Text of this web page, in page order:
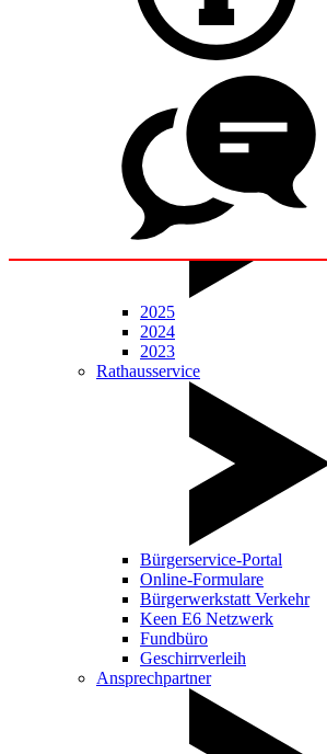
Grußwort
Ortsplan
Partnerschaft
Statistik
Mitteilungsblatt
2025
2024
2023
Rathausservice
Bürgerservice-Portal
Online-Formulare
Bürgerwerkstatt Verkehr
Keen E6 Netzwerk
Fundbüro
Geschirrverleih
Ansprechpartner